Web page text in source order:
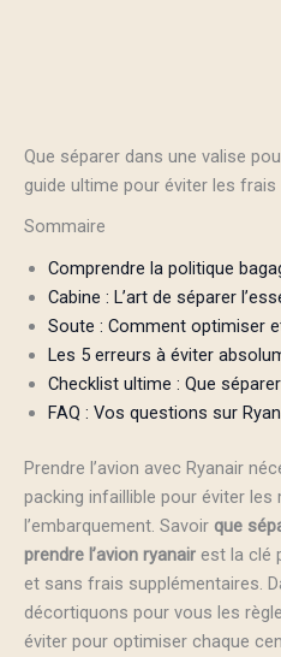
Que séparer dans une valise
guide ultime pour éviter les frais
Sommaire
Comprendre la politique
Cabine : L’art de séparer
Soute : Comment optimiser
Les 5 erreurs à éviter
Checklist ultime : Que
FAQ : Vos questions sur
Prendre l’avion avec Ryanair
packing infaillible pour éviter les
l’embarquement. Savoir que
prendre l’avion ryanair est la clé
et sans frais supplémentaires.
décortiquons pour vous les
éviter pour optimiser chaque